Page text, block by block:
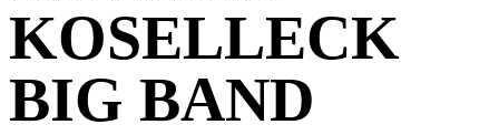
KOSELLECK
BIG BAND